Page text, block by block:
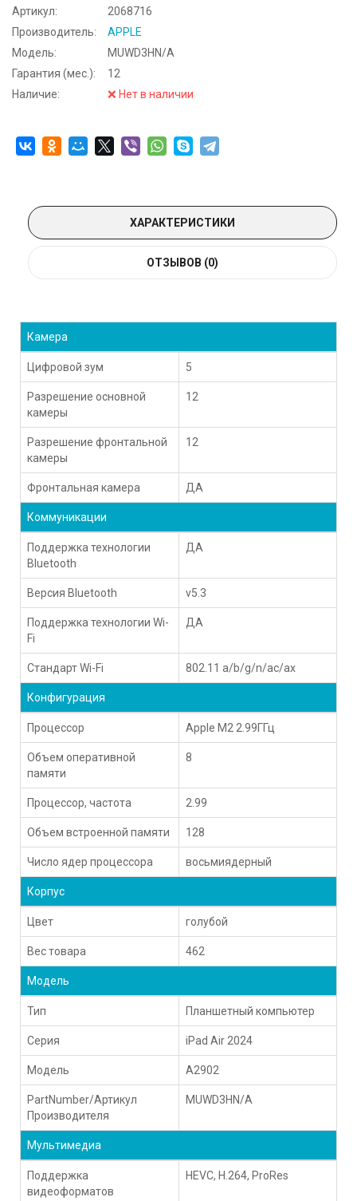
Артикул:
2068716
Производитель:
APPLE
Модель:
MUWD3HN/A
Гарантия (мес.):
12
Наличие:
❌ Нет в наличии
ХАРАКТЕРИСТИКИ
ОТЗЫВОВ (0)
Камера
Цифровой зум 5
Разрешение основной
камеры
12
Разрешение фронтальной
камеры
12
Фронтальная камера ДА
Коммуникации
Поддержка технологии
Bluetooth
ДА
Версия Bluetooth v5.3
Поддержка технологии Wi-
Fi
ДА
Стандарт Wi-Fi 802.11 a/b/g/n/ac/ax
Конфигурация
Процессор Apple M2 2.99ГГц
Объем оперативной
памяти
8
Процессор, частота 2.99
Объем встроенной памяти 128
Число ядер процессора восьмиядерный
Корпус
Цвет голубой
Вес товара 462
Модель
Тип Планшетный компьютер
Серия iPad Air 2024
Модель A2902
PartNumber/Артикул
Производителя
MUWD3HN/A
Мультимедиа
Поддержка
видеоформатов
HEVC, H.264, ProRes